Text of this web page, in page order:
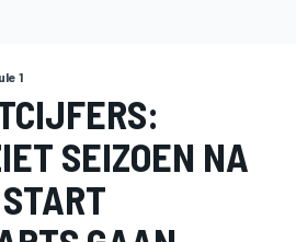
1
SEIZOEN NA